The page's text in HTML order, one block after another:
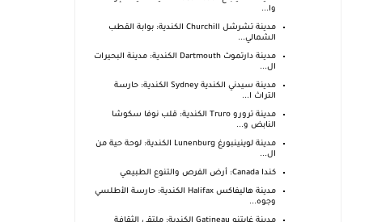
وا...
مدينة تشرشل Churchill الكندية: بوابة القطب
الشمالي...
مدينة دارتموث Dartmouth الكندية: مدينة البحيرات
ال...
مدينة سيدني الكندية Sydney الكندية: حارسة
التراث ا...
مدينة ترورو Truro الكندية: قلب نوفا سكوشا
النابض و...
مدينة لوينينبورغ Lunenburg الكندية: لوحة حية من
ال...
كندا Canada: أرض الفرص والتنوع الطبيعي
مدينة هاليفاكس Halifax الكندية: حارسة الأطلسي
وجوه...